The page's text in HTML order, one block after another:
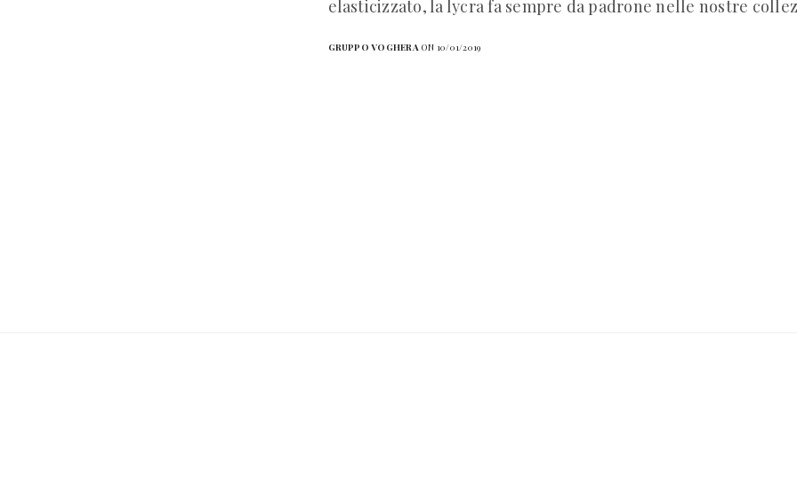
elasticizzato, la lycra fa sempre da padrone nelle nostre
GRUPPO VOGHERAON 10/01/2019